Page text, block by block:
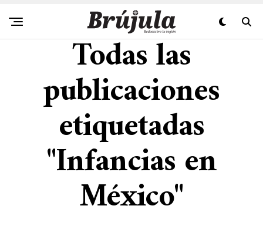
Todas las
publicaciones
etiquetadas
"Infancias en
México"